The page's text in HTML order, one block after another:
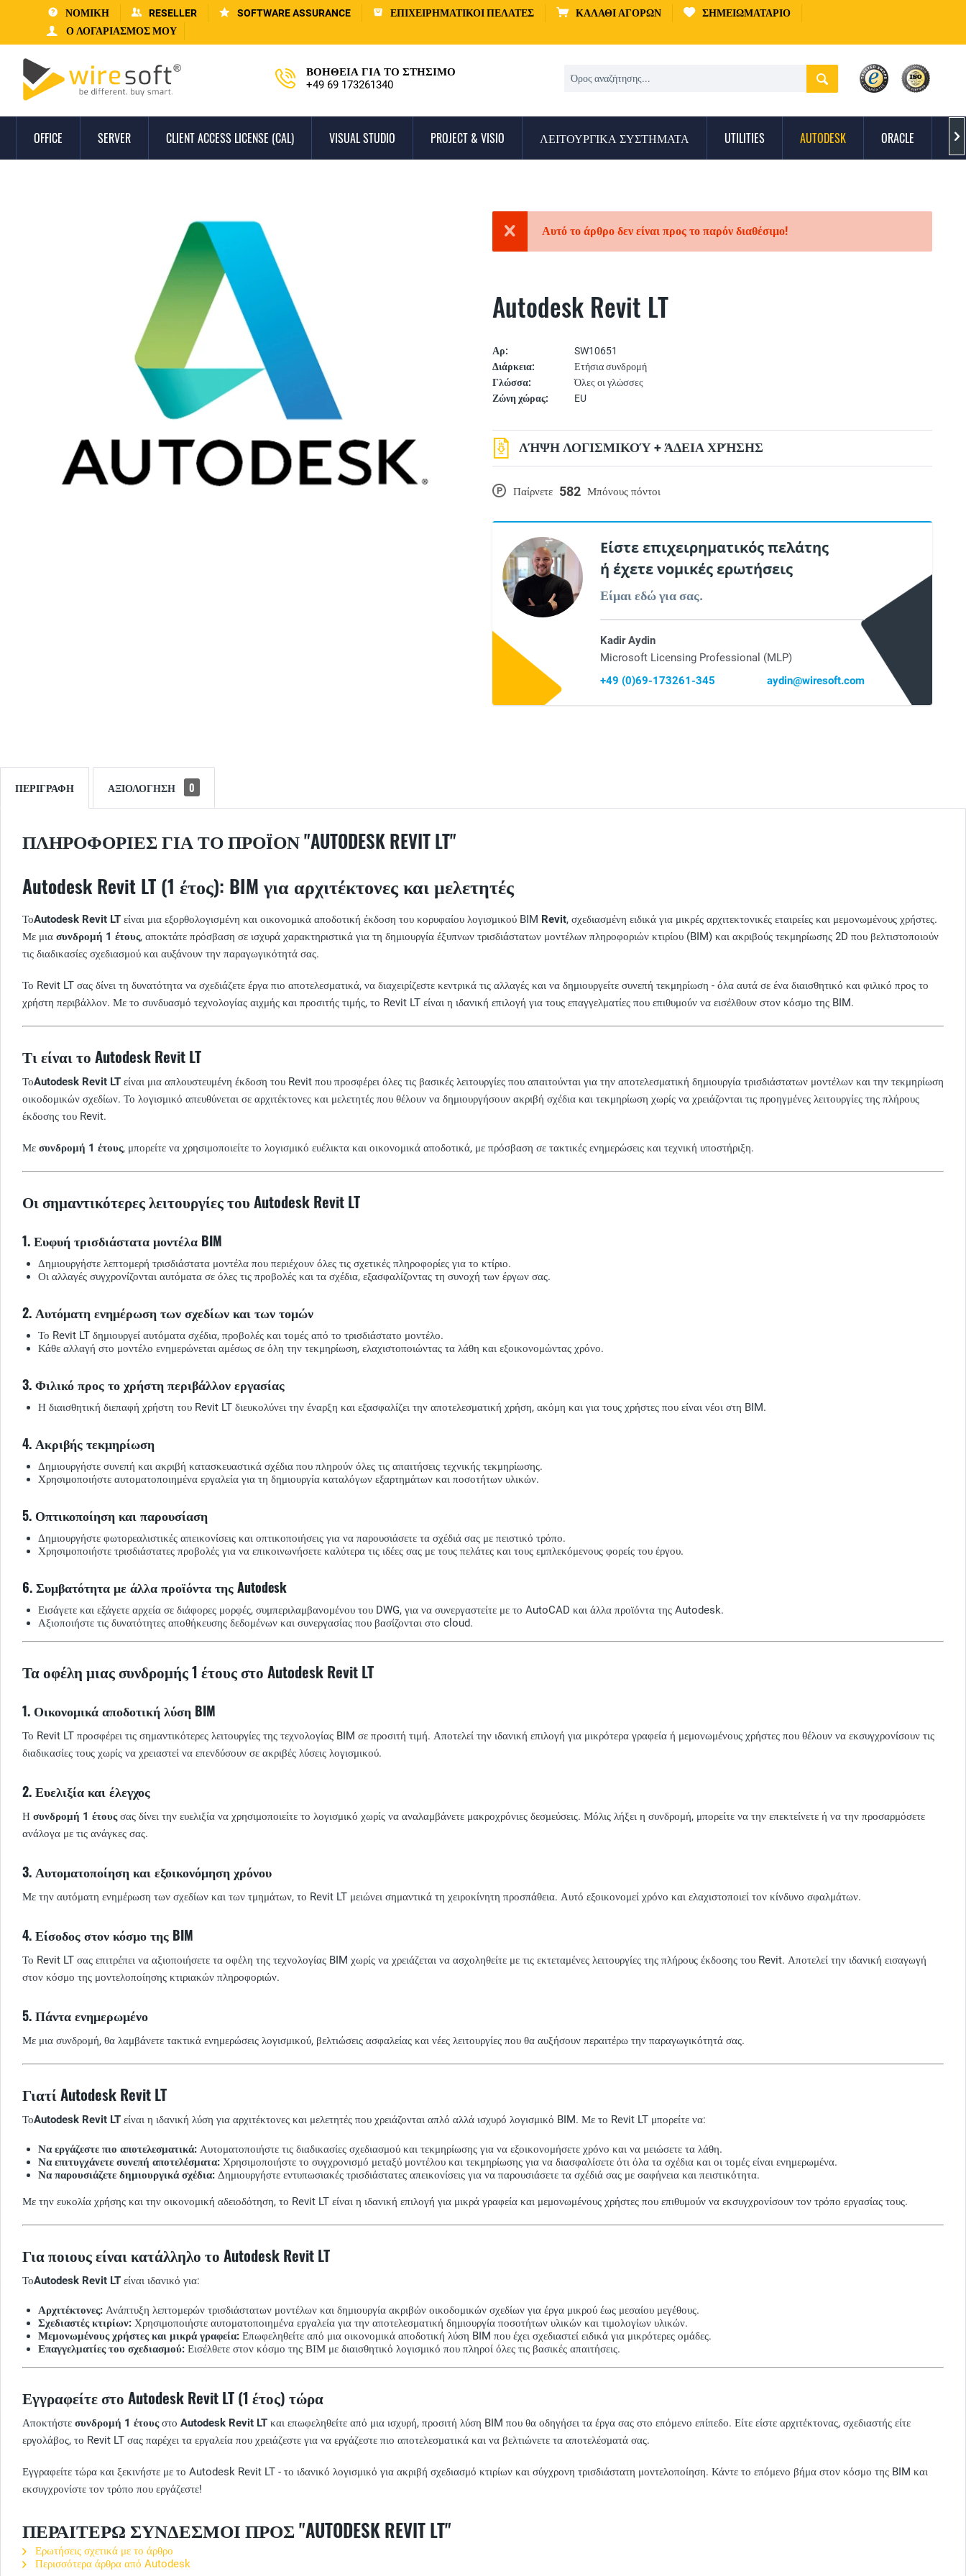
ΝΟΜΙΚΗ RESELLER SOFTWARE ASSURANCE ΕΠΙΧΕΙΡΗΜΑΤΙΚΟΊ ΠΕΛΆΤΕΣ ΚΑΛΆΘΙ ΑΓΟΡΏΝ
ΣΗΜΕΙΩΜΑΤΆΡΙΟ
Ο ΛΟΓΑΡΙΑΣΜΌΣ ΜΟΥ
ΒΟΉΘΕΙΑ ΓΙΑ ΤΟ ΣΤΉΣΙΜΟ
+49 69 173261340
OFFICE SERVER CLIENT ACCESS LICENSE (CAL) VISUAL STUDIO PROJECT & VISIO ΛΕΙΤΟΥΡΓΙΚΆ ΣΥΣΤΉΜΑΤΑ UTILITIES AUTODESK ORACLE 
Αυτό το άρθρο δεν είναι προς το παρόν διαθέσιμο!
Autodesk Revit LT
Αρ:
SW10651
Διάρκεια:
Ετήσια συνδρομή
Γλώσσα:
Όλες οι γλώσσες
Ζώνη χώρας:
EU
P Παίρνετε 582 Μπόνους πόντοι
ΛΉΨΗ ΛΟΓΙΣΜΙΚΟΎ + ΆΔΕΙΑ ΧΡΉΣΗΣ
Είστε επιχειρηματικός πελάτης
ή έχετε νομικές ερωτήσεις
Είμαι εδώ για σας.
Kadir Aydin
Microsoft Licensing Professional (MLP)
+49 (0)69-173261-345
aydin@wiresoft.com
ΠΕΡΙΓΡΑΦΉ ΑΞΙΟΛΌΓΗΣΗ 0
ΠΛΗΡΟΦΟΡΊΕΣ ΓΙΑ ΤΟ ΠΡΟΪΌΝ "AUTODESK REVIT LT"
Autodesk Revit LT (1 έτος): BIM για αρχιτέκτονες και μελετητές
ΤοAutodesk Revit LT είναι μια εξορθολογισμένη και οικονομικά αποδοτική έκδοση του κορυφαίου λογισμικού BIM Revit, σχεδιασμένη ειδικά για μικρές αρχιτεκτονικές εταιρείες και μεμονωμένους χρήστες.
Με μια συνδρομή 1 έτους, αποκτάτε πρόσβαση σε ισχυρά χαρακτηριστικά για τη δημιουργία έξυπνων τρισδιάστατων μοντέλων πληροφοριών κτιρίου (BIM) και ακριβούς τεκμηρίωσης 2D που βελτιστοποιούν
τις διαδικασίες σχεδιασμού και αυξάνουν την παραγωγικότητά σας.
Το Revit LT σας δίνει τη δυνατότητα να σχεδιάζετε έργα πιο αποτελεσματικά, να διαχειρίζεστε κεντρικά τις αλλαγές και να δημιουργείτε συνεπή τεκμηρίωση - όλα αυτά σε ένα διαισθητικό και φιλικό προς το
χρήστη περιβάλλον. Με το συνδυασμό τεχνολογίας αιχμής και προσιτής τιμής, το Revit LT είναι η ιδανική επιλογή για τους επαγγελματίες που επιθυμούν να εισέλθουν στον κόσμο της BIM.
Τι είναι το Autodesk Revit LT
ΤοAutodesk Revit LT είναι μια απλουστευμένη έκδοση του Revit που προσφέρει όλες τις βασικές λειτουργίες που απαιτούνται για την αποτελεσματική δημιουργία τρισδιάστατων μοντέλων και την τεκμηρίωση
οικοδομικών σχεδίων. Το λογισμικό απευθύνεται σε αρχιτέκτονες και μελετητές που θέλουν να δημιουργήσουν ακριβή σχέδια και τεκμηρίωση χωρίς να χρειάζονται τις προηγμένες λειτουργίες της πλήρους
έκδοσης του Revit.
Με συνδρομή 1 έτους, μπορείτε να χρησιμοποιείτε το λογισμικό ευέλικτα και οικονομικά αποδοτικά, με πρόσβαση σε τακτικές ενημερώσεις και τεχνική υποστήριξη.
Οι σημαντικότερες λειτουργίες του Autodesk Revit LT
1. Ευφυή τρισδιάστατα μοντέλα BIM
Δημιουργήστε λεπτομερή τρισδιάστατα μοντέλα που περιέχουν όλες τις σχετικές πληροφορίες για το κτίριο.
Οι αλλαγές συγχρονίζονται αυτόματα σε όλες τις προβολές και τα σχέδια, εξασφαλίζοντας τη συνοχή των έργων σας.
2. Αυτόματη ενημέρωση των σχεδίων και των τομών
Το Revit LT δημιουργεί αυτόματα σχέδια, προβολές και τομές από το τρισδιάστατο μοντέλο.
Κάθε αλλαγή στο μοντέλο ενημερώνεται αμέσως σε όλη την τεκμηρίωση, ελαχιστοποιώντας τα λάθη και εξοικονομώντας χρόνο.
3. Φιλικό προς το χρήστη περιβάλλον εργασίας
Η διαισθητική διεπαφή χρήστη του Revit LT διευκολύνει την έναρξη και εξασφαλίζει την αποτελεσματική χρήση, ακόμη και για τους χρήστες που είναι νέοι στη BIM.
4. Ακριβής τεκμηρίωση
Δημιουργήστε συνεπή και ακριβή κατασκευαστικά σχέδια που πληρούν όλες τις απαιτήσεις τεχνικής τεκμηρίωσης.
Χρησιμοποιήστε αυτοματοποιημένα εργαλεία για τη δημιουργία καταλόγων εξαρτημάτων και ποσοτήτων υλικών.
5. Οπτικοποίηση και παρουσίαση
Δημιουργήστε φωτορεαλιστικές απεικονίσεις και οπτικοποιήσεις για να παρουσιάσετε τα σχέδιά σας με πειστικό τρόπο.
Χρησιμοποιήστε τρισδιάστατες προβολές για να επικοινωνήσετε καλύτερα τις ιδέες σας με τους πελάτες και τους εμπλεκόμενους φορείς του έργου.
6. Συμβατότητα με άλλα προϊόντα της Autodesk
Εισάγετε και εξάγετε αρχεία σε διάφορες μορφές, συμπεριλαμβανομένου του DWG, για να συνεργαστείτε με το AutoCAD και άλλα προϊόντα της Autodesk.
Αξιοποιήστε τις δυνατότητες αποθήκευσης δεδομένων και συνεργασίας που βασίζονται στο cloud.
Τα οφέλη μιας συνδρομής 1 έτους στο Autodesk Revit LT
1. Οικονομικά αποδοτική λύση BIM
Το Revit LT προσφέρει τις σημαντικότερες λειτουργίες της τεχνολογίας BIM σε προσιτή τιμή. Αποτελεί την ιδανική επιλογή για μικρότερα γραφεία ή μεμονωμένους χρήστες που θέλουν να εκσυγχρονίσουν τις
διαδικασίες τους χωρίς να χρειαστεί να επενδύσουν σε ακριβές λύσεις λογισμικού.
2. Ευελιξία και έλεγχος
Η συνδρομή 1 έτουςσας δίνει την ευελιξία να χρησιμοποιείτε το λογισμικό χωρίς να αναλαμβάνετε μακροχρόνιες δεσμεύσεις. Μόλις λήξει η συνδρομή, μπορείτε να την επεκτείνετε ή να την προσαρμόσετε
ανάλογα με τις ανάγκες σας.
3. Αυτοματοποίηση και εξοικονόμηση χρόνου
Με την αυτόματη ενημέρωση των σχεδίων και των τμημάτων, το Revit LT μειώνει σημαντικά τη χειροκίνητη προσπάθεια. Αυτό εξοικονομεί χρόνο και ελαχιστοποιεί τον κίνδυνο σφαλμάτων.
4. Είσοδος στον κόσμο της BIM
Το Revit LT σας επιτρέπει να αξιοποιήσετε τα οφέλη της τεχνολογίας BIM χωρίς να χρειάζεται να ασχοληθείτε με τις εκτεταμένες λειτουργίες της πλήρους έκδοσης του Revit. Αποτελεί την ιδανική εισαγωγή
στον κόσμο της μοντελοποίησης κτιριακών πληροφοριών.
5. Πάντα ενημερωμένο
Με μια συνδρομή, θα λαμβάνετε τακτικά ενημερώσεις λογισμικού, βελτιώσεις ασφαλείας και νέες λειτουργίες που θα αυξήσουν περαιτέρω την παραγωγικότητά σας.
Γιατί Autodesk Revit LT
ΤοAutodesk Revit LT είναι η ιδανική λύση για αρχιτέκτονες και μελετητές που χρειάζονται απλό αλλά ισχυρό λογισμικό BIM. Με το Revit LT μπορείτε να:
Να εργάζεστε πιο αποτελεσματικά: Αυτοματοποιήστε τις διαδικασίες σχεδιασμού και τεκμηρίωσης για να εξοικονομήσετε χρόνο και να μειώσετε τα λάθη.
Να επιτυγχάνετε συνεπή αποτελέσματα: Χρησιμοποιήστε το συγχρονισμό μεταξύ μοντέλου και τεκμηρίωσης για να διασφαλίσετε ότι όλα τα σχέδια και οι τομές είναι ενημερωμένα.
Να παρουσιάζετε δημιουργικά σχέδια: Δημιουργήστε εντυπωσιακές τρισδιάστατες απεικονίσεις για να παρουσιάσετε τα σχέδιά σας με σαφήνεια και πειστικότητα.
Με την ευκολία χρήσης και την οικονομική αδειοδότηση, το Revit LT είναι η ιδανική επιλογή για μικρά γραφεία και μεμονωμένους χρήστες που επιθυμούν να εκσυγχρονίσουν τον τρόπο εργασίας τους.
Για ποιους είναι κατάλληλο το Autodesk Revit LT
ΤοAutodesk Revit LT είναι ιδανικό για:
Αρχιτέκτονες: Ανάπτυξη λεπτομερών τρισδιάστατων μοντέλων και δημιουργία ακριβών οικοδομικών σχεδίων για έργα μικρού έως μεσαίου μεγέθους.
Σχεδιαστές κτιρίων: Χρησιμοποιήστε αυτοματοποιημένα εργαλεία για την αποτελεσματική δημιουργία ποσοτήτων υλικών και τιμολογίων υλικών.
Μεμονωμένους χρήστες και μικρά γραφεία: Επωφεληθείτε από μια οικονομικά αποδοτική λύση BIM που έχει σχεδιαστεί ειδικά για μικρότερες ομάδες.
Επαγγελματίες του σχεδιασμού: Εισέλθετε στον κόσμο της ΒΙΜ με διαισθητικό λογισμικό που πληροί όλες τις βασικές απαιτήσεις.
Εγγραφείτε στο Autodesk Revit LT (1 έτος) τώρα
Αποκτήστε συνδρομή 1 έτουςστο Autodesk Revit LT και επωφεληθείτε από μια ισχυρή, προσιτή λύση BIM που θα οδηγήσει τα έργα σας στο επόμενο επίπεδο. Είτε είστε αρχιτέκτονας, σχεδιαστής είτε
εργολάβος, το Revit LT σας παρέχει τα εργαλεία που χρειάζεστε για να εργάζεστε πιο αποτελεσματικά και να βελτιώνετε τα αποτελέσματά σας.
Εγγραφείτε τώρα και ξεκινήστε με το Autodesk Revit LT - το ιδανικό λογισμικό για ακριβή σχεδιασμό κτιρίων και σύγχρονη τρισδιάστατη μοντελοποίηση. Κάντε το επόμενο βήμα στον κόσμο της BIM και
εκσυγχρονίστε τον τρόπο που εργάζεστε!
ΠΕΡΑΙΤΈΡΩ ΣΎΝΔΕΣΜΟΙ ΠΡΟΣ "AUTODESK REVIT LT"
Ερωτήσεις σχετικά με το άρθρο
Περισσότερα άρθρα από Autodesk